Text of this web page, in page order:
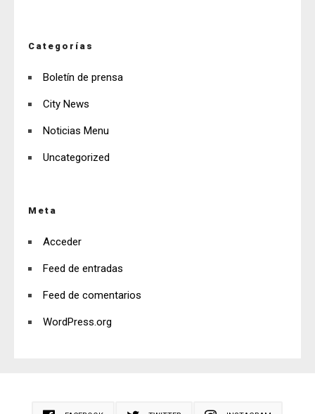
Categorías
Boletín de prensa
City News
Noticias Menu
Uncategorized
Meta
Acceder
Feed de entradas
Feed de comentarios
WordPress.org